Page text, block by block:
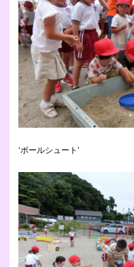
‘ボールシュート’